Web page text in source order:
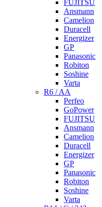
FUJITSU
Ansmann
Camelion
Duracell
Energizer
GP
Panasonic
Robiton
Soshine
Varta
R6 / AA
Perfeo
GoPower
FUJITSU
Ansmann
Camelion
Duracell
Energizer
GP
Panasonic
Robiton
Soshine
Varta